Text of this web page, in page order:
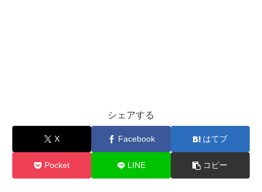
シェアする
X Facebook はてブ
Pocket LINE コピー